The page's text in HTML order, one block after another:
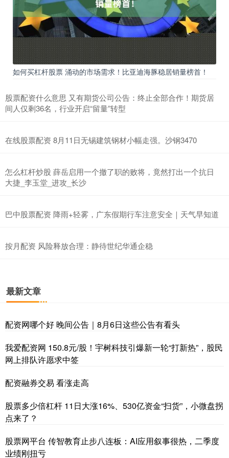
如何买杠杆股票 涌动的市场需求！比亚迪海豚稳居销量榜首！
股票配资什么意思 又有期货公司公告：终止全部合作！期货居
间人仅剩36名，行业开启“留量”转型
在线股票配资 8月11日无锡建筑钢材小幅走强。沙钢3470
怎么杠杆炒股 薛岳启用一个撤了职的败将，竟然打出一个抗日
大捷_李玉堂_进攻_长沙
巴中股票配资 降雨+轻雾，广东假期行车注意安全｜天气早知道
按月配资 风险释放合理：静待世纪华通企稳
最新文章
配资网哪个好 晚间公告｜8月6日这些公告有看头
我爱配资网 150.8元/股！宇树科技引爆新一轮“打新热”，股民
网上排队许愿求中签
配资融券交易 看涨走高
股票多少倍杠杆 11日大涨16%、530亿资金“扫货”，小微盘拐
点来了？
股票网平台 传智教育止步八连板：AI应用叙事很热，二季度
业绩刚扭亏